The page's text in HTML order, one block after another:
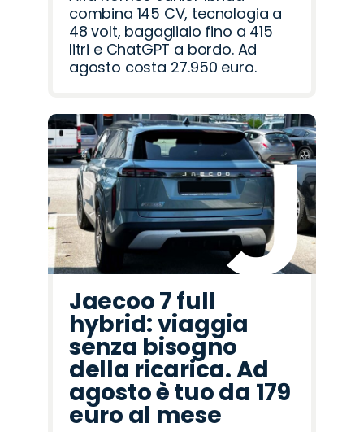
combina 145 CV, tecnologia a
48 volt, bagagliaio fino a 415
litri e ChatGPT a bordo. Ad
agosto costa 27.950 euro.
Jaecoo 7 full
hybrid: viaggia
senza bisogno
della ricarica. Ad
agosto è tuo da 179
euro al mese